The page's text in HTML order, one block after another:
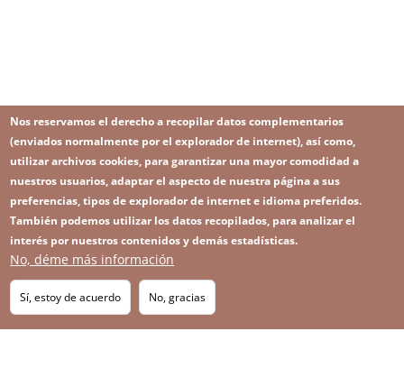
Footer
menu
Suscríbase a nuestro Newsletter
Image
SITEMAP
IMAGE
Nos reservamos el derecho a recopilar datos complementarios
(enviados normalmente por el explorador de internet), así como,
utilizar archivos cookies, para garantizar una mayor comodidad a
nuestros usuarios, adaptar el aspecto de nuestra página a sus
preferencias, tipos de explorador de internet e idioma preferidos.
También podemos utilizar los datos recopilados, para analizar el
interés por nuestros contenidos y demás estadísticas.
No, déme más información
Sí, estoy de acuerdo No, gracias